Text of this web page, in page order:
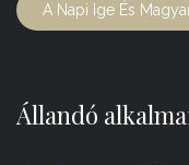
A Napi Ige És
Állandó